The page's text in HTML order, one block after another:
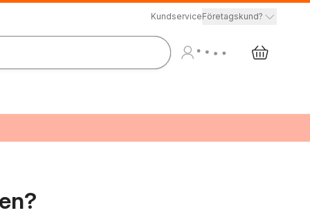
KundserviceFöretagskund?